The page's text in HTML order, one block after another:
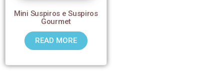
Mini Suspiros e Suspiros
Gourmet
READ MORE